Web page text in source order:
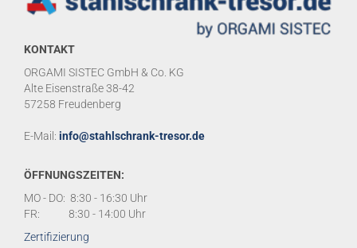
KONTAKT
ORGAMI SISTEC GmbH & Co. KG
Alte Eisenstraße 38-42
57258 Freudenberg
E-Mail: info@stahlschrank-tresor.de
ÖFFNUNGSZEITEN:
MO - DO: 8:30 - 16:30 Uhr
FR: 8:30 - 14:00 Uhr
Zertifizierung